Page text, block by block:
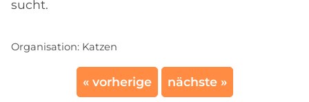
sucht.
Organisation: Katzen
« vorherige nächste »